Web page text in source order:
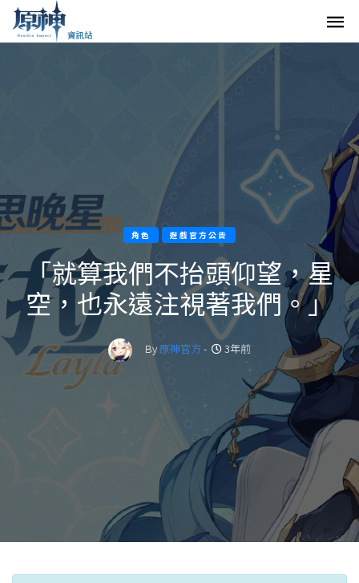
角色 遊戲官方公告
「就算我們不抬頭仰望，星
空，也永遠注視著我們。」
By原神官方- 3年前